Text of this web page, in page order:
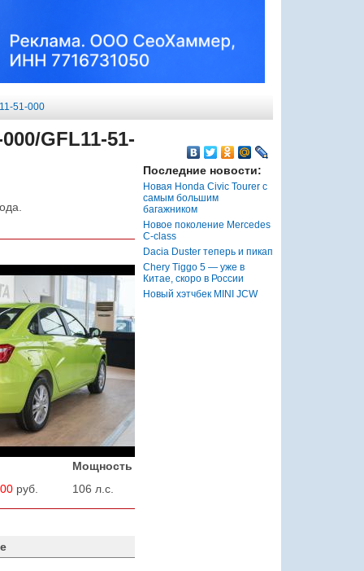
51-000
GFL11-51-
Мощность
руб. 106 л.с.
Последние новости:
Новая Honda Civic Tourer с
самым большим
багажником
Новое поколение Mercedes
C-class
Dacia Duster теперь и пикап
Chery Tiggo 5 — уже в
Китае, скоро в России
Новый хэтчбек MINI JCW